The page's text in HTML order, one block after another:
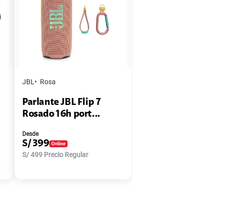
JBL Rosa
Parlante JBL Flip 7
Rosado 16h port...
Desde
S/ 399
S/499 Precio Regular